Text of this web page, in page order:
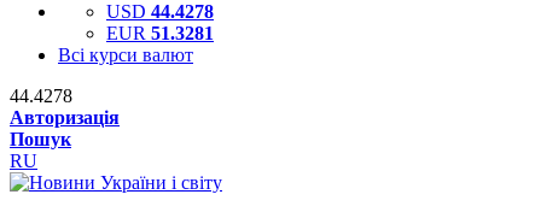
USD 44.4278
EUR 51.3281
Всі курси валют
44.4278
Авторизація
Пошук
RU